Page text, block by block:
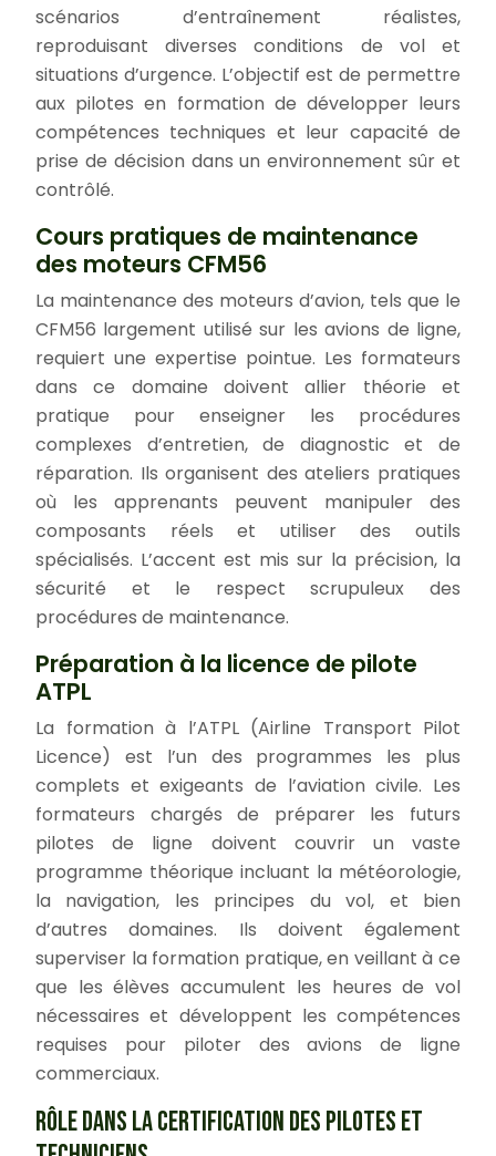
scénarios d’entraînement réalistes,
reproduisant diverses conditions de vol et
situations d’urgence. L’objectif est de permettre
aux pilotes en formation de développer leurs
compétences techniques et leur capacité de
prise de décision dans un environnement sûr et
contrôlé.
Cours pratiques de maintenance
des moteurs CFM56
La maintenance des moteurs d’avion, tels que le
CFM56 largement utilisé sur les avions de ligne,
requiert une expertise pointue. Les formateurs
dans ce domaine doivent allier théorie et
pratique pour enseigner les procédures
complexes d’entretien, de diagnostic et de
réparation. Ils organisent des ateliers pratiques
où les apprenants peuvent manipuler des
composants réels et utiliser des outils
spécialisés. L’accent est mis sur la précision, la
sécurité et le respect scrupuleux des
procédures de maintenance.
Préparation à la licence de pilote
ATPL
La formation à l’ATPL (Airline Transport Pilot
Licence) est l’un des programmes les plus
complets et exigeants de l’aviation civile. Les
formateurs chargés de préparer les futurs
pilotes de ligne doivent couvrir un vaste
programme théorique incluant la météorologie,
la navigation, les principes du vol, et bien
d’autres domaines. Ils doivent également
superviser la formation pratique, en veillant à ce
que les élèves accumulent les heures de vol
nécessaires et développent les compétences
requises pour piloter des avions de ligne
commerciaux.
RÔLE DANS LA CERTIFICATION DES PILOTES ET